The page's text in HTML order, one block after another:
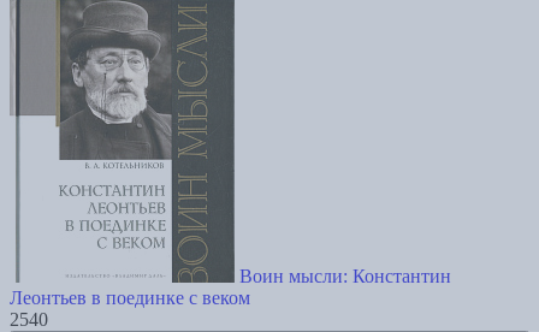
Воин мысли: Константин
Леонтьев в поединке с веком
2540